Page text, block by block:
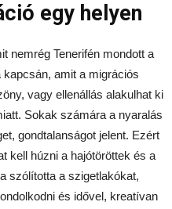
egy helyen
nemrég Tenerifén mondott a
amit a migrációs
vagy ellenállás alakulhat ki
Sokak számára a nyaralás
gondtalanságot jelent. Ezért
kell húzni a hajótöröttek és a
szólította a szigetlakókat,
és idővel, kreatívan